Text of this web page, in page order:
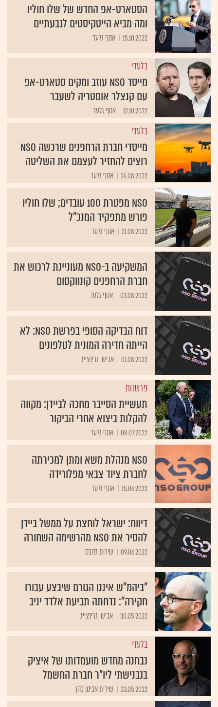
הסטארט-אפ החדש של שלו חוליו
ומה מביא הייטקיסטים לגבעתיים
15.10.2022 אסף גלעד
בלעדי
מייסד NSO עוזב ומקים סטארט-אפ
עם קנצלר אוסטריה לשעבר
12.10.2022 אסף גלעד
בלעדי
מייסדי חברת הרחפנים שרכשה NSO
רוצים להחזיר לעצמם את השליטה
24.08.2022 אסף גלעד
NSO מפטרת 100 עובדים; שלו חוליו
פורש מתפקיד המנכ"ל
21.08.2022 אסף גלעד
המשקיעה ב-NSO מעוניינת לרכוש את
חברת הרחפנים קונווקסום
03.08.2022 אסף גלעד
דוח הבדיקה הסופי בפרשת NSO: לא
הייתה חדירה המונית לטלפונים
01.08.2022 אבישי גרינצייג
פרשנות
תעשיית הסייבר מחכה לביידן: מקווה
להקלות ביצוא אחרי הביקור
08.07.2022 אסף גלעד
NSO מנהלת משא ומתן למכירתה
לחברת ציוד צבאי מפלורידה
15.06.2022 אסף גלעד
דיווח: ישראל לוחצת על ממשל ביידן
להסיר את NSO מהרשימה השחורה
09.06.2022 שירות גלובס
"ביהמ"ש איננו הגורם שיבצע עבורו
חקירה": נדחתה תביעת אלדד יניב
30.05.2022 אבישי גרינצייג
בלעדי
נבחנה מחדש מועמדותו של איציק
בנבנישתי ליו"ר חברת החשמל
23.05.2022 שירית אביטן כהן